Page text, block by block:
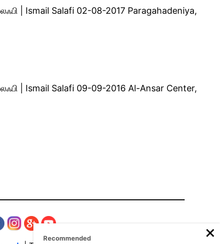
| Ismail Salafi 02-08-2017 Paragahadeniya,
| Ismail Salafi 09-09-2016 Al-Ansar Center,
Recommended